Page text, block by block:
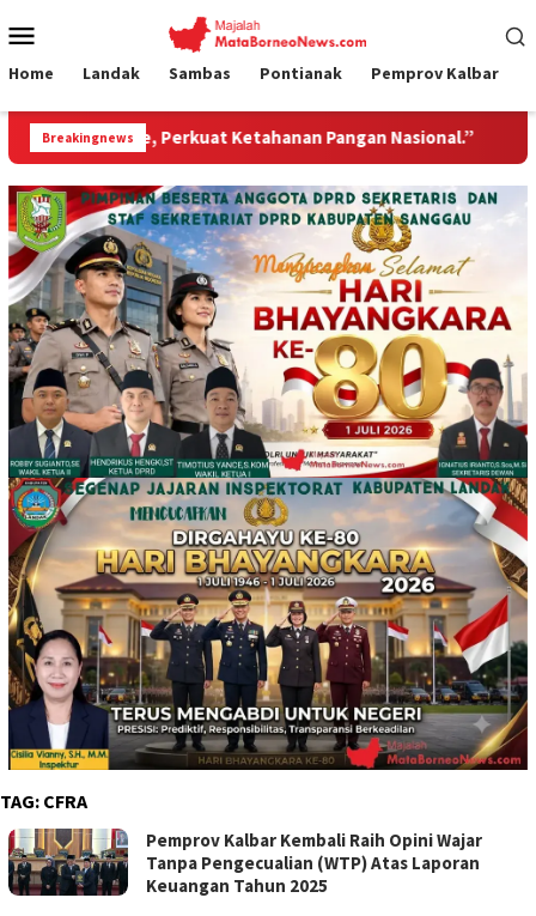
ke
Mobile
Home Landak Sambas Pontianak Pemprov Kalbar
Breakingnews
Ketahanan Pangan Nasional.” Jembatan Gantung
TAG: CFRA
Pemprov Kalbar Kembali Raih Opini Wajar
Tanpa Pengecualian (WTP) Atas Laporan
Keuangan Tahun 2025